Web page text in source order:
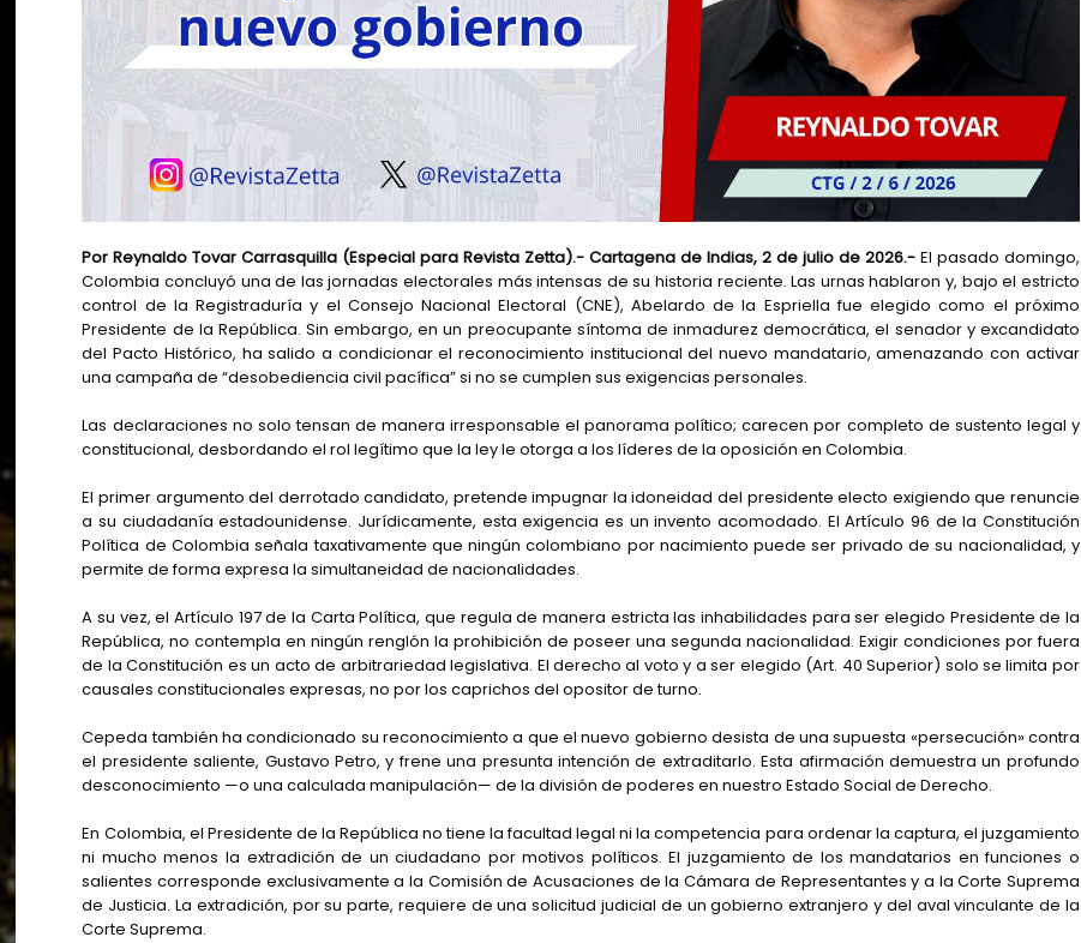
Por Reynaldo Tovar Carrasquilla (Especial para Revista Zetta).- Cartagena de Indias, 2 de julio de 2026.-El pasado domingo,
Colombia concluyó una de las jornadas electorales más intensas de su historia reciente. Las urnas hablaron y, bajo el estricto
control de la Registraduría y el Consejo Nacional Electoral (CNE), Abelardo de la Espriella fue elegido como el próximo
Presidente de la República. Sin embargo, en un preocupante síntoma de inmadurez democrática, el senador y excandidato
del Pacto Histórico, ha salido a condicionar el reconocimiento institucional del nuevo mandatario, amenazando con activar
una campaña de “desobediencia civil pacífica” si no se cumplen sus exigencias personales.
Las declaraciones no solo tensan de manera irresponsable el panorama político; carecen por completo de sustento legal y
constitucional, desbordando el rol legítimo que la ley le otorga a los líderes de la oposición en Colombia.
El primer argumento del derrotado candidato, pretende impugnar la idoneidad del presidente electo exigiendo que renuncie
a su ciudadanía estadounidense. Jurídicamente, esta exigencia es un invento acomodado. El Artículo 96 de la Constitución
Política de Colombia señala taxativamente que ningún colombiano por nacimiento puede ser privado de su nacionalidad, y
permite de forma expresa la simultaneidad de nacionalidades.
A su vez, el Artículo 197 de la Carta Política, que regula de manera estricta las inhabilidades para ser elegido Presidente de la
República, no contempla en ningún renglón la prohibición de poseer una segunda nacionalidad. Exigir condiciones por fuera
de la Constitución es un acto de arbitrariedad legislativa. El derecho al voto y a ser elegido (Art. 40 Superior) solo se limita por
causales constitucionales expresas, no por los caprichos del opositor de turno.
Cepeda también ha condicionado su reconocimiento a que el nuevo gobierno desista de una supuesta «persecución» contra
el presidente saliente, Gustavo Petro, y frene una presunta intención de extraditarlo. Esta afirmación demuestra un profundo
desconocimiento —o una calculada manipulación— de la división de poderes en nuestro Estado Social de Derecho.
En Colombia, el Presidente de la República no tiene la facultad legal ni la competencia para ordenar la captura, el juzgamiento
ni mucho menos la extradición de un ciudadano por motivos políticos. El juzgamiento de los mandatarios en funciones o
salientes corresponde exclusivamente a la Comisión de Acusaciones de la Cámara de Representantes y a la Corte Suprema
de Justicia. La extradición, por su parte, requiere de una solicitud judicial de un gobierno extranjero y del aval vinculante de la
Corte Suprema.